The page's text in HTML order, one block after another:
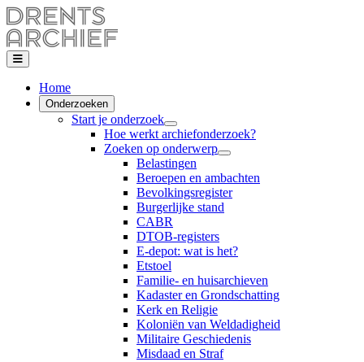
Home
Onderzoeken
Start je onderzoek
Hoe werkt archiefonderzoek?
Zoeken op onderwerp
Belastingen
Beroepen en ambachten
Bevolkingsregister
Burgerlijke stand
CABR
DTOB-registers
E-depot: wat is het?
Etstoel
Familie- en huisarchieven
Kadaster en Grondschatting
Kerk en Religie
Koloniën van Weldadigheid
Militaire Geschiedenis
Misdaad en Straf